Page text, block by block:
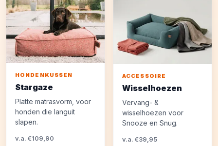
HONDENKUSSEN
Stargaze
Platte matrasvorm, voor
honden die languit
slapen.
v.a. €109,90
ACCESSOIRE
Wisselhoezen
Vervang- &
wisselhoezen voor
Snooze en Snug.
v.a. €39,95